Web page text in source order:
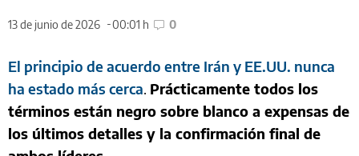
13 de junio de 2026 00:01 h 0
El principio de acuerdo entre Irán y EE.UU. nunca
ha estado más cerca. Prácticamente todos los
términos están negro sobre blanco a expensas de
los últimos detalles y la confirmación final de